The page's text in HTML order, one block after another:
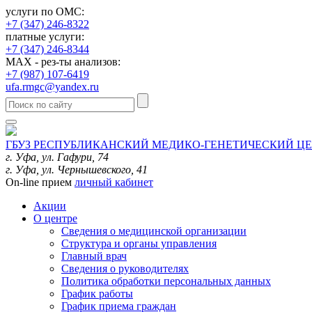
услуги по ОМС:
+7 (347) 246-8322
платные услуги:
+7 (347) 246-8344
MAX - рез-ты анализов:
+7 (987) 107-6419
ufa.rmgc@yandex.ru
ГБУЗ РЕСПУБЛИКАНСКИЙ МЕДИКО-ГЕНЕТИЧЕСКИЙ
г. Уфа, ул. Гафури, 74
г. Уфа, ул. Чернышевского, 41
On-line прием личный кабинет
Акции
О центре
Сведения о медицинской организации
Структура и органы управления
Главный врач
Сведения о руководителях
Политика обработки персональных данных
График работы
График приема граждан